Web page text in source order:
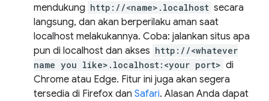
mendukung http://<name>.localhost secara
langsung, dan akan berperilaku aman saat
localhost melakukannya. Coba: jalankan situs apa
pun di localhost dan akses http://<whatever
name you like>.localhost:<your port> di
Chrome atau Edge. Fitur ini juga akan segera
tersedia di Firefox dan Safari. Alasan Anda dapat